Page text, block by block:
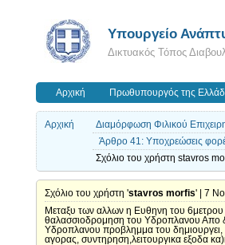
Υπουργείο
Δικτυακός Τόπος
Αρχική Πρωθυπουργός της
Αρχική
Διαμόρφωση Φιλικού
Άρθρο 41: Υποχρεώσεις
Σχόλιο του χρήστη stavros
Σχόλιο του χρήστη 'stavros morfis' | 7
Μεταξυ των αλλων η Eυθηνη του
θαλασσιοδρομηση του Υδροπλανου Απο
Υδροπλανου προβλημμα του δημιουργει,
αγορας, συντηρηση,λειτουργικα εξοδα